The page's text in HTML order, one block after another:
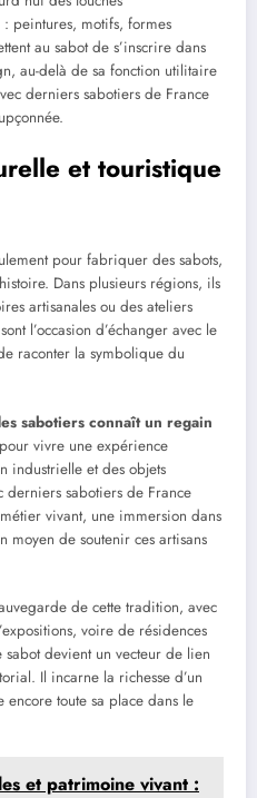
peintures, motifs, formes
au sabot de s’inscrire dans
au-delà de sa fonction utilitaire
derniers sabotiers de France
et touristique
pour fabriquer des sabots,
Dans plusieurs régions, ils
artisanales ou des ateliers
l’occasion d’échanger avec le
raconter la symbolique du
sabotiers connaît un regain
vivre une expérience
industrielle et des objets
derniers sabotiers de France
vivant, une immersion dans
moyen de soutenir ces artisans
de cette tradition, avec
voire de résidences
sabot devient un vecteur de lien
Il incarne la richesse d’un
toute sa place dans le
et patrimoine vivant :